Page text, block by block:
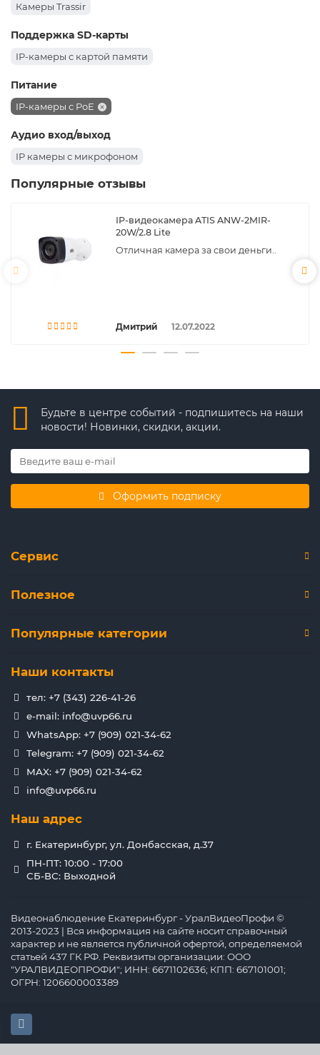
Камеры Trassir
Поддержка SD-карты
IP-камеры с картой памяти
Питание
IP-камеры с PoE
Аудио вход/выход
IP камеры с микрофоном
Популярные отзывы
IP-видеокамера ATIS ANW-2MIR-
20W/2.8 Lite
Отличная камера за свои деньги..
Дмитрий 12.07.2022
Будьте в центре событий - подпишитесь на наши
новости! Новинки, скидки, акции.
Оформить подписку
Сервис
Полезное
Популярные категории
Наши контакты
тел: +7 (343) 226-41-26
e-mail: info@uvp66.ru
WhatsApp: +7 (909) 021-34-62
Telegram: +7 (909) 021-34-62
MAX: +7 (909) 021-34-62
info@uvp66.ru
Наш адрес
г. Екатеринбург, ул. Донбасская, д.37
ПН-ПТ: 10:00 - 17:00
СБ-ВС: Выходной
Видеонаблюдение Екатеринбург - УралВидеоПрофи ©
2013-2023 | Вся информация на сайте носит справочный
характер и не является публичной офертой, определяемой
статьей 437 ГК РФ. Реквизиты организации: ООО
"УРАЛВИДЕОПРОФИ"; ИНН: 6671102636; КПП: 667101001;
ОГРН: 1206600003389